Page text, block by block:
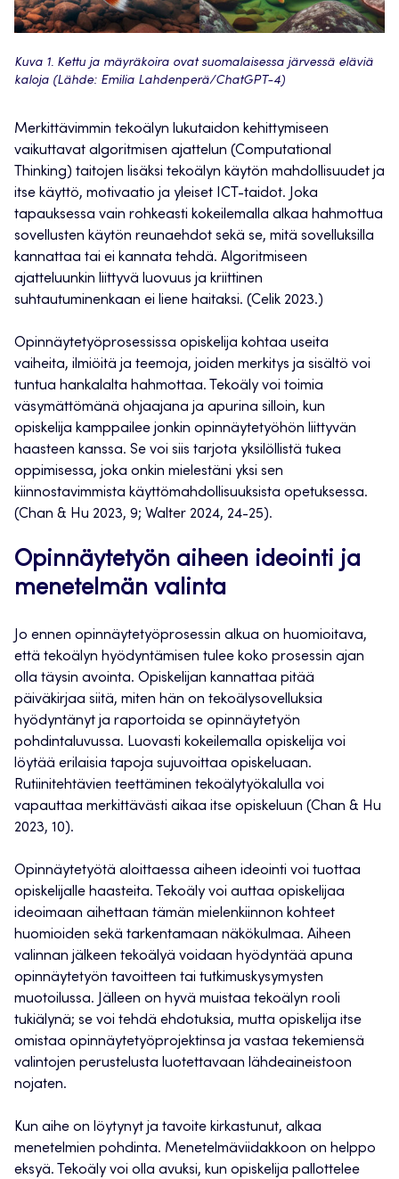
Kuva 1. Kettu ja mäyräkoira ovat suomalaisessa järvessä eläviä
kaloja (Lähde: Emilia Lahdenperä/ChatGPT-4)
Merkittävimmin tekoälyn lukutaidon kehittymiseen
vaikuttavat algoritmisen ajattelun (Computational
Thinking) taitojen lisäksi tekoälyn käytön mahdollisuudet ja
itse käyttö, motivaatio ja yleiset ICT-taidot. Joka
tapauksessa vain rohkeasti kokeilemalla alkaa hahmottua
sovellusten käytön reunaehdot sekä se, mitä sovelluksilla
kannattaa tai ei kannata tehdä. Algoritmiseen
ajatteluunkin liittyvä luovuus ja kriittinen
suhtautuminenkaan ei liene haitaksi. (Celik 2023.)
Opinnäytetyöprosessissa opiskelija kohtaa useita
vaiheita, ilmiöitä ja teemoja, joiden merkitys ja sisältö voi
tuntua hankalalta hahmottaa. Tekoäly voi toimia
väsymättömänä ohjaajana ja apurina silloin, kun
opiskelija kamppailee jonkin opinnäytetyöhön liittyvän
haasteen kanssa. Se voi siis tarjota yksilöllistä tukea
oppimisessa, joka onkin mielestäni yksi sen
kiinnostavimmista käyttömahdollisuuksista opetuksessa.
(Chan & Hu 2023, 9; Walter 2024, 24-25).
Opinnäytetyön aiheen ideointi ja
menetelmän valinta
Jo ennen opinnäytetyöprosessin alkua on huomioitava,
että tekoälyn hyödyntämisen tulee koko prosessin ajan
olla täysin avointa. Opiskelijan kannattaa pitää
päiväkirjaa siitä, miten hän on tekoälysovelluksia
hyödyntänyt ja raportoida se opinnäytetyön
pohdintaluvussa. Luovasti kokeilemalla opiskelija voi
löytää erilaisia tapoja sujuvoittaa opiskeluaan.
Rutiinitehtävien teettäminen tekoälytyökalulla voi
vapauttaa merkittävästi aikaa itse opiskeluun (Chan & Hu
2023, 10).
Opinnäytetyötä aloittaessa aiheen ideointi voi tuottaa
opiskelijalle haasteita. Tekoäly voi auttaa opiskelijaa
ideoimaan aihettaan tämän mielenkiinnon kohteet
huomioiden sekä tarkentamaan näkökulmaa. Aiheen
valinnan jälkeen tekoälyä voidaan hyödyntää apuna
opinnäytetyön tavoitteen tai tutkimuskysymysten
muotoilussa. Jälleen on hyvä muistaa tekoälyn rooli
tukiälynä; se voi tehdä ehdotuksia, mutta opiskelija itse
omistaa opinnäytetyöprojektinsa ja vastaa tekemiensä
valintojen perustelusta luotettavaan lähdeaineistoon
nojaten.
Kun aihe on löytynyt ja tavoite kirkastunut, alkaa
menetelmien pohdinta. Menetelmäviidakkoon on helppo
eksyä. Tekoäly voi olla avuksi, kun opiskelija pallottelee